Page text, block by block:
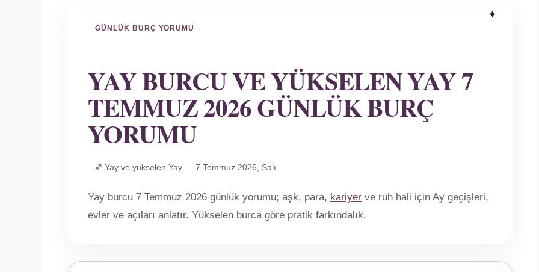
GÜNLÜK BURÇ YORUMU
YAY BURCU VE YÜKSELEN YAY 7
TEMMUZ 2026 GÜNLÜK BURÇ
YORUMU
♐ Yay ve yükselen Yay 7 Temmuz 2026, Salı
Yay burcu 7 Temmuz 2026 günlük yorumu; aşk, para, kariyer ve ruh hali için Ay geçişleri,
evler ve açıları anlatır. Yükselen burca göre pratik farkındalık.